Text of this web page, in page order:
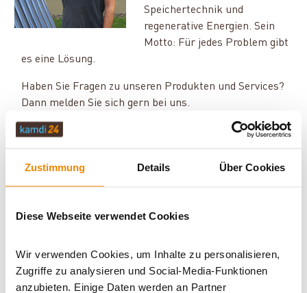
Zustimmung Details Über Cookies
Diese Webseite verwendet Cookies
Wir verwenden Cookies, um Inhalte zu personalisieren,
Zugriffe zu analysieren und Social-Media-Funktionen
anzubieten. Einige Daten werden an Partner
Speichertechnik und
regenerative Energien. Sein
Motto: Für jedes Problem gibt
es eine Lösung.
Haben Sie Fragen zu unseren Produkten und Services?
Dann melden Sie sich gern bei uns.
E-Mail: [email protected]
platzsparende Kombination
Wie funktioniert ein Kombispeicher?
Welche Arten von Kombispeichern gibt es?